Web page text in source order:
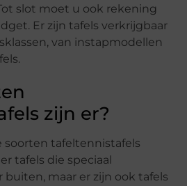
slot moet u ook rekening
Er zijn tafels verkrijgbaar
van instapmodellen
zijn er?
soorten tafeltennistafels
tafels die speciaal
maar er zijn ook tafels